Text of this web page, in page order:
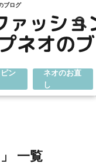
ブログ
ン
ネオのお直
し
一覧